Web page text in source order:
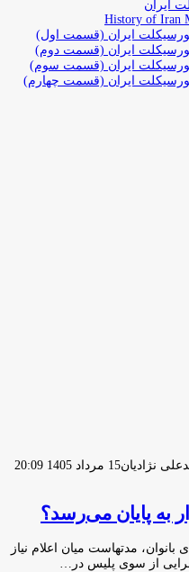
ایران
History of Iran
ایران (قسمت اول)
ایران (قسمت دوم)
ایران (قسمت سوم)
ایران (قسمت چهارم)
نژادیان15 مرداد 1405 20:09
به پایان می‌رسد؟
مدتهاست میان اعلام نیاز
از سوی پلیس در…